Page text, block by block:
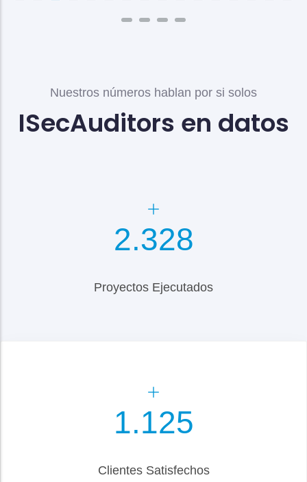
Nuestros números hablan por si solos
ISecAuditors en datos
2.600
Proyectos Ejecutados
1.300
Clientes Satisfechos